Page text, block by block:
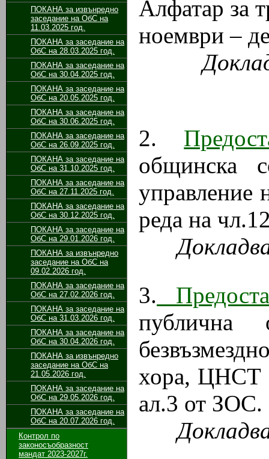
ПОКАНА за извънредно
заседание на ОбС на
11.03.2025 год.
ПОКАНА за заседание на
ОбС на 28.03.2025 год.
ПОКАНА за заседание на
ОбС на 30.04.2025 год.
ПОКАНА за заседание на
ОбС на 20.05.2025 год.
ПОКАНА за заседание на
ОбС на 30.06.2025 год.
ПОКАНА за заседание на
ОбС на 26.09.2025 год.
ПОКАНА за заседание на
ОбС на 31.10.2025 год.
ПОКАНА за заседание на
ОбС на 27.11.2025 год.
ПОКАНА за заседание на
ОбС на 30.12.2025 год.
ПОКАНА за заседание на
ОбС на 29.01.2026 год.
ПОКАНА за извънредно
заседание на ОбС на
09.02.2026 год.
ПОКАНА за заседание на
ОбС на 27.02.2026 год.
ПОКАНА за заседание на
ОбС на 31.03.2026 год.
ПОКАНА за заседание на
ОбС на 30.04.2026 год.
ПОКАНА за извънредно
заседание на ОбС на
21.05.2026 год.
ПОКАНА за заседание на
ОбС на 29.05.2026 год.
ПОКАНА за заседание на
ОбС на 20.07.2026 год.
Контрол по
законосъобразност
мандат 2023-2027г.
Алфатар за
ноември –
2.
общинска
управление
реда на
3.
публична
хора, ЦНСТ
ал.3 от ЗОС.